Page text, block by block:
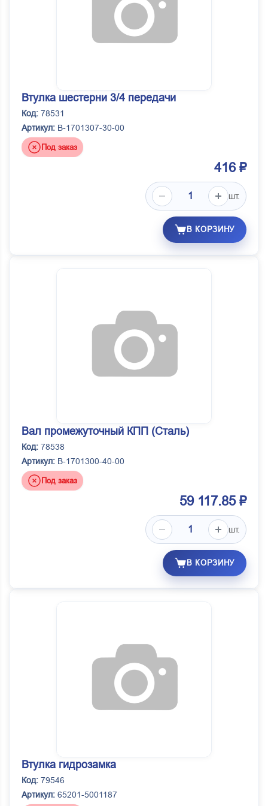
Втулка шестерни 3/4 передачи
Код: 78531
Артикул: B-1701307-30-00
Под заказ
416 ₽
шт.
В КОРЗИНУ
Вал промежуточный КПП (Сталь)
Код: 78538
Артикул: B-1701300-40-00
Под заказ
59 117.85 ₽
шт.
В КОРЗИНУ
Втулка гидрозамка
Код: 79546
Артикул: 65201-5001187